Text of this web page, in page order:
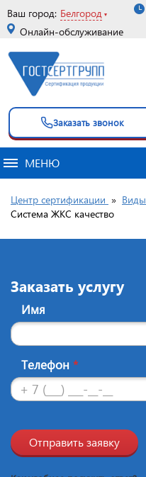
Ваш город: Белгород
Онлайн-обслуживание
Заказать звонок
МЕНЮ
Центр сертификации » Виды
Система ЖКС качество
Заказать услугу
Имя
Телефон *
Отправить заявку